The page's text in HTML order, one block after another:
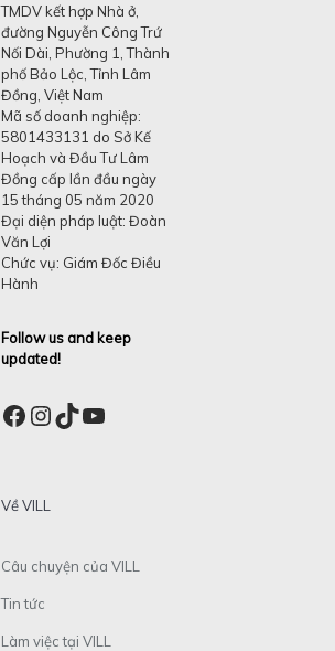
TMDV kết hợp Nhà ở,
đường Nguyễn Công Trứ
Nối Dài, Phường 1, Thành
phố Bảo Lộc, Tỉnh Lâm
Đồng, Việt Nam
Mã số doanh nghiệp:
5801433131 do Sở Kế
Hoạch và Đầu Tư Lâm
Đồng cấp lần đầu ngày
15 tháng 05 năm 2020
Đại diện pháp luật: Đoàn
Văn Lợi
Chức vụ: Giám Đốc Điều
Hành
Follow us and keep
updated!
Facebook
Instagram
TikTok
YouTube
Về VILL
Câu chuyện của VILL
Tin tức
Làm việc tại VILL